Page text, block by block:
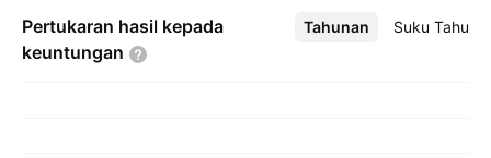
Pertukaran hasil kepada
keuntungan
Tahunan Suku
Lebih